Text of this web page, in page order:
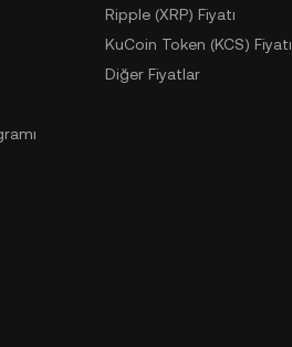
Ripple (XRP) Fiyatı
KuCoin Token (KCS) Fiyatı
Diğer Fiyatlar